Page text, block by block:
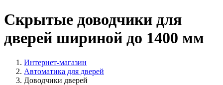
Скрытые доводчики для
дверей шириной до 1400 мм
Интернет-магазин
Автоматика для дверей
Доводчики дверей